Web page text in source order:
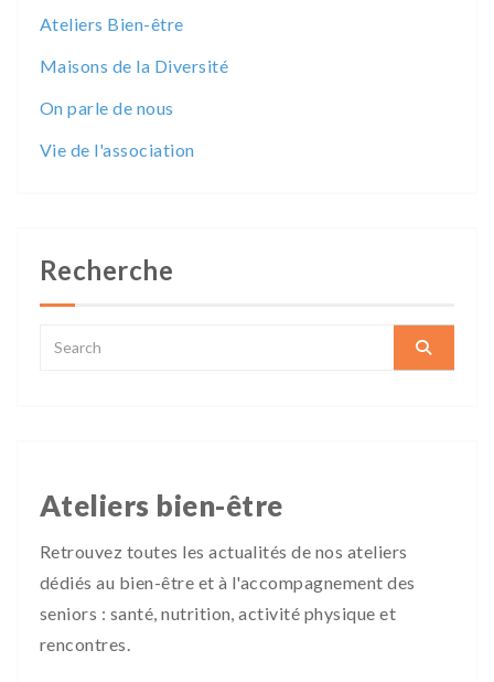
Ateliers Bien-être
Maisons de la Diversité
On parle de nous
Vie de l'association
Recherche
Ateliers bien-être
Retrouvez toutes les actualités de nos ateliers
dédiés au bien-être et à l'accompagnement des
seniors : santé, nutrition, activité physique et
rencontres.